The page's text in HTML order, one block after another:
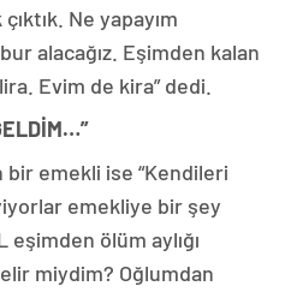
Ne yapayım
alacağız. Eşimden kalan
Evim de kira” dedi.
emekli ise “Kendileri
emekliye bir şey
ölüm aylığı
miydim? Oğlumdan